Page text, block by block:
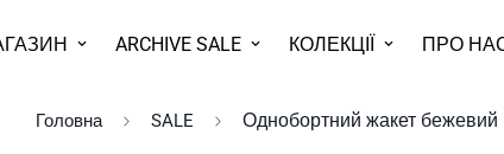
ARCHIVE SALE КОЛЕКЦІЇ ПРО
Головна SALE Однобортний жакет бежевий